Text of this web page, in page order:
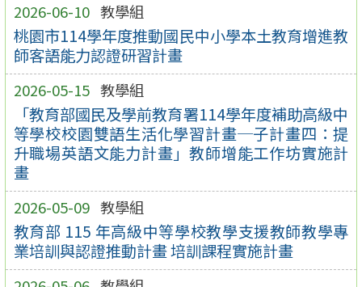
2026-06-10 教學組
桃園市114學年度推動國民中小學本土教育增進教
師客語能力認證研習計畫
2026-05-15 教學組
「教育部國民及學前教育署114學年度補助高級中
等學校校園雙語生活化學習計畫─子計畫四：提
升職場英語文能力計畫」教師增能工作坊實施計
畫
2026-05-09 教學組
教育部 115 年高級中等學校教學支援教師教學專
業培訓與認證推動計畫 培訓課程實施計畫